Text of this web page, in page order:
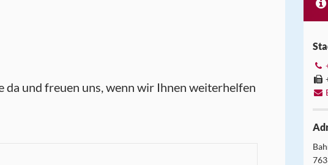
da und freuen uns, wenn wir Ihnen weiterhelfen